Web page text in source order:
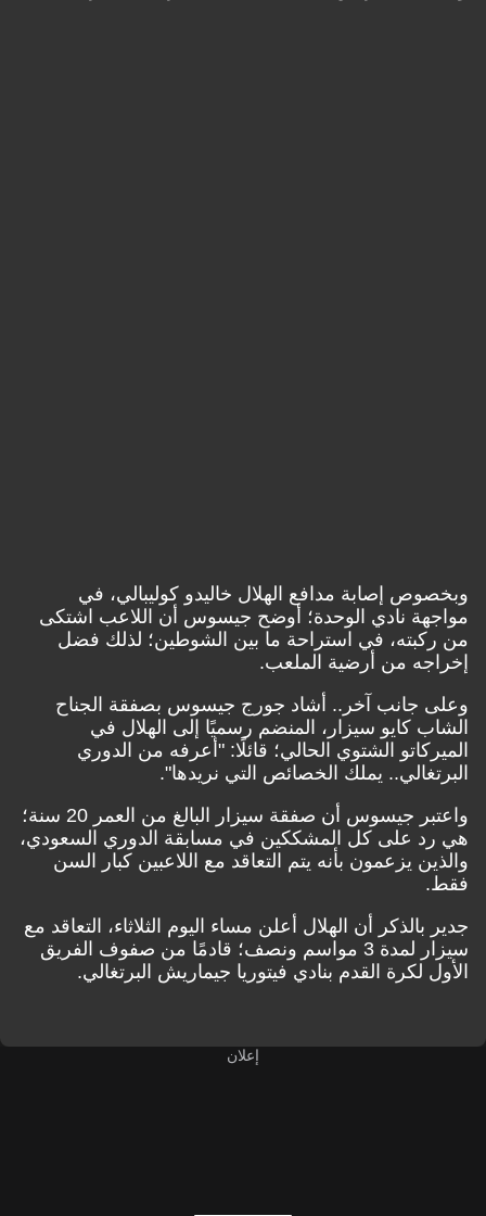
إصابة مدافع الهلال خاليدو كوليبالي، في
نادي الوحدة؛ أوضح جيسوس أن اللاعب اشتكى
في استراحة ما بين الشوطين؛ لذلك فضل
من أرضية الملعب.
جانب آخر.. أشاد جورج جيسوس بصفقة الجناح
كايو سيزار، المنضم رسميًا إلى الهلال في
الشتوي الحالي؛ قائلًا: "أعرفه من الدوري
يملك الخصائص التي نريدها".
اعتبر جيسوس أن صفقة سيزار البالغ من العمر 20 سنة؛
على كل المشككين في مسابقة الدوري السعودي،
يزعمون بأنه يتم التعاقد مع اللاعبين كبار السن
بالذكر أنالهلال أعلن مساء اليوم الثلاثاء، التعاقد مع
سيزار لمدة 3 مواسم ونصف؛ قادمًا من صفوف الفريق
لكرة القدم بنادي فيتوريا جيماريش البرتغالي.